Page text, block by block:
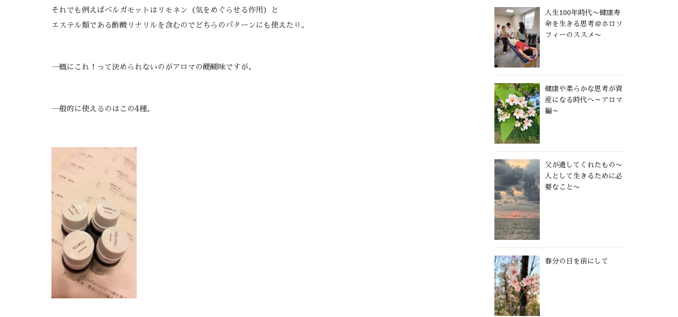
それでも例えばベルガモットはリモネン（気をめぐらせる作用）と
エステル類である酢酸リナリルを含むのでどちらのパターンにも使えたり。
一概にこれ！って決められないのがアロマの醍醐味ですが。
一般的に使えるのはこの4種。
人生100年時代〜健康寿
命を生きる思考＠ホロソ
フィーのススメ〜
健康や柔らかな思考が資
産になる時代へ～アロマ
編～
父が遺してくれたもの〜
人として生きるために必
要なこと〜
春分の日を前にして